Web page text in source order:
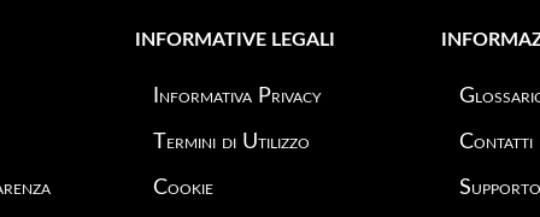
INFORMATIVE LEGALI
Informativa Privacy
Termini di Utilizzo
Cookie
Contatti
Supporto